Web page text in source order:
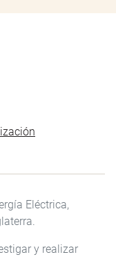
Eléctrica,
y realizar